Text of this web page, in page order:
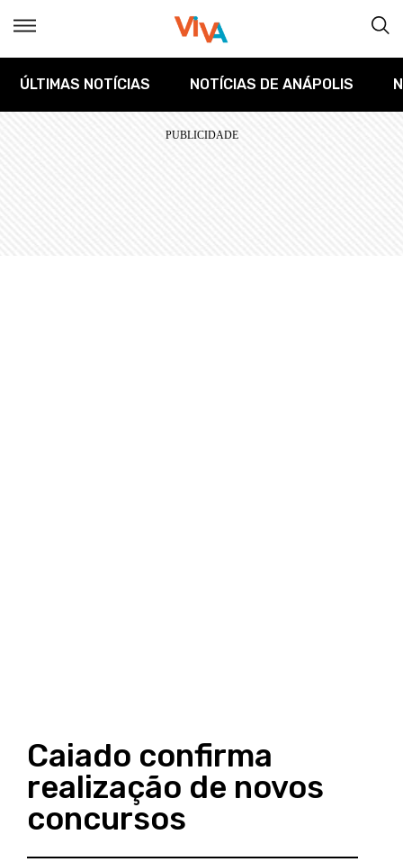
ÚLTIMAS NOTÍCIAS NOTÍCIAS DE ANÁPOLIS
Caiado confirma
realização de novos
concursos